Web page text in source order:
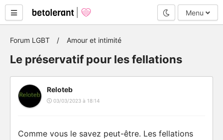
Mode nuit
Menu
Forum LGBT Amour et intimité
Le préservatif pour les fellations
Reloteb
03/03/2023 à 18:14
Comme vous le savez peut-être. Les fellations